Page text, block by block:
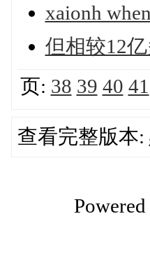
xaionh
但相较12
页: 38 39 40 41
查看完整版本: